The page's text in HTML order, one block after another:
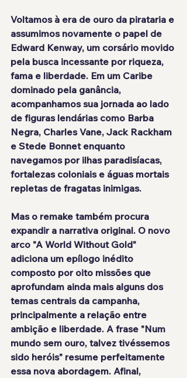
Voltamos à era de ouro da pirataria e
assumimos novamente o papel de
Edward Kenway, um corsário movido
pela busca incessante por riqueza,
fama e liberdade. Em um Caribe
dominado pela ganância,
acompanhamos sua jornada ao lado
de figuras lendárias como Barba
Negra, Charles Vane, Jack Rackham
e Stede Bonnet enquanto
navegamos por ilhas paradisíacas,
fortalezas coloniais e águas mortais
repletas de fragatas inimigas.
Mas o remake também procura
expandir a narrativa original. O novo
arco "A World Without Gold"
adiciona um epílogo inédito
composto por oito missões que
aprofundam ainda mais alguns dos
temas centrais da campanha,
principalmente a relação entre
ambição e liberdade. A frase "Num
mundo sem ouro, talvez tivéssemos
sido heróis" resume perfeitamente
essa nova abordagem. Afinal,